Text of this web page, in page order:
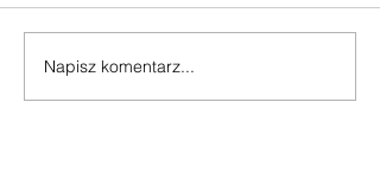
Napisz komentarz...